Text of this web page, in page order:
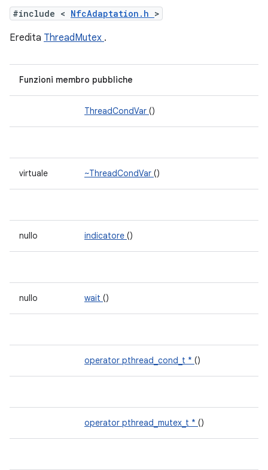
#include < NfcAdaptation.h >
Eredita ThreadMutex .
Funzioni membro pubbliche
ThreadCondVar ()
virtuale ~ThreadCondVar ()
nullo indicatore ()
nullo wait ()
operator pthread_cond_t * ()
operator pthread_mutex_t * ()